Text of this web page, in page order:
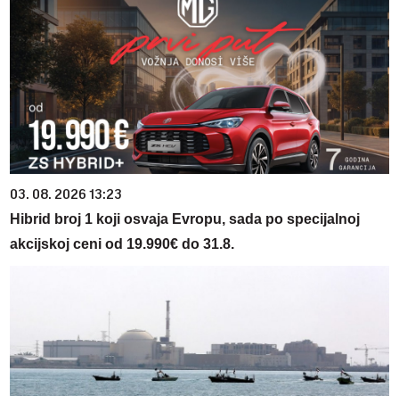
03. 08. 2026 13:23
Hibrid broj 1 koji osvaja Evropu, sada po specijalnoj
akcijskoj ceni od 19.990€ do 31.8.